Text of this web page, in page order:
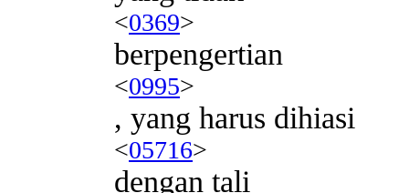
<0369>
berpengertian
<0995>
, yang harus dihiasi
<05716>
dengan tali